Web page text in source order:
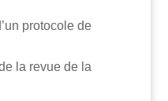
protocole de
la revue de la